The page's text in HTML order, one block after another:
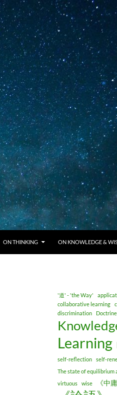
ON THINKING ON KNOWLEDGE &
'道' - 'the Way'
collaborative learning
discrimination
Learning
self-reflection self-
The state of equilibrium
virtuous
wise 《中庸